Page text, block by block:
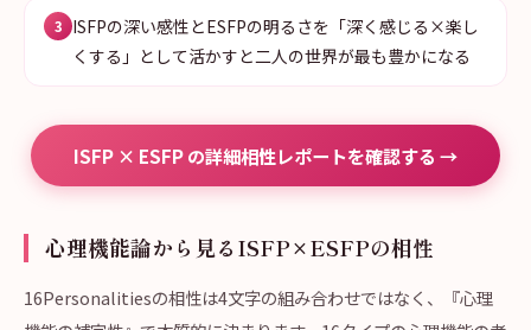
3
ISFPの深い感性とESFPの明るさを「深く感じる×楽し
くする」として活かすと二人の世界が最も豊かになる
ISFP × ESFP の詳細相性レポートを確認する →
心理機能論から見るISFP×ESFPの相性
16Personalitiesの相性は4文字の組み合わせではなく、『心理